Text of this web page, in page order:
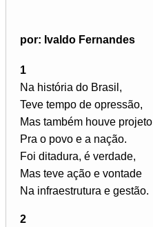
por: Ivaldo Fernandes
1
Na história do Brasil,
Teve tempo de opressão,
Mas também houve projeto
Pra o povo e a nação.
Foi ditadura, é verdade,
Mas teve ação e vontade
Na infraestrutura e gestão.
2